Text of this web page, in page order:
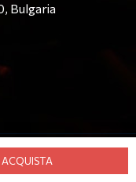
ACQUISTA
Bulgaria
i diritti riservati.